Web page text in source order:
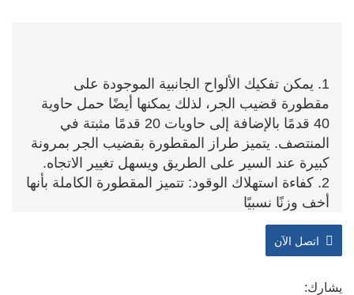
1. يمكن تفكيك الألواح الجانبية الموجودة على
مقطورة قضيب الجر، لذلك يمكنها أيضًا حمل حاوية
40 قدمًا بالإضافة إلى حاويات 20 قدمًا مثبتة في
المنتصف. يتميز طراز المقطورة بقضيب الجر بمرونة
كبيرة عند السير على الطريق ويسهل تغيير الاتجاه.
2. كفاءة استهلاك الوقود: تتميز المقطورة الكاملة بأنها
أخف وزنًا نسبيًا
وزن. يحتاج الجرار فقط إلى تحمل جزء من وزن
المقطورة، مما يقلل من استهلاك الوقود
استهلاك. وهذا يمكن أن يوفر تكاليف الوقود، وخاصة
للنقل لمسافات طويلة.
اتصل الآن
يشارك: